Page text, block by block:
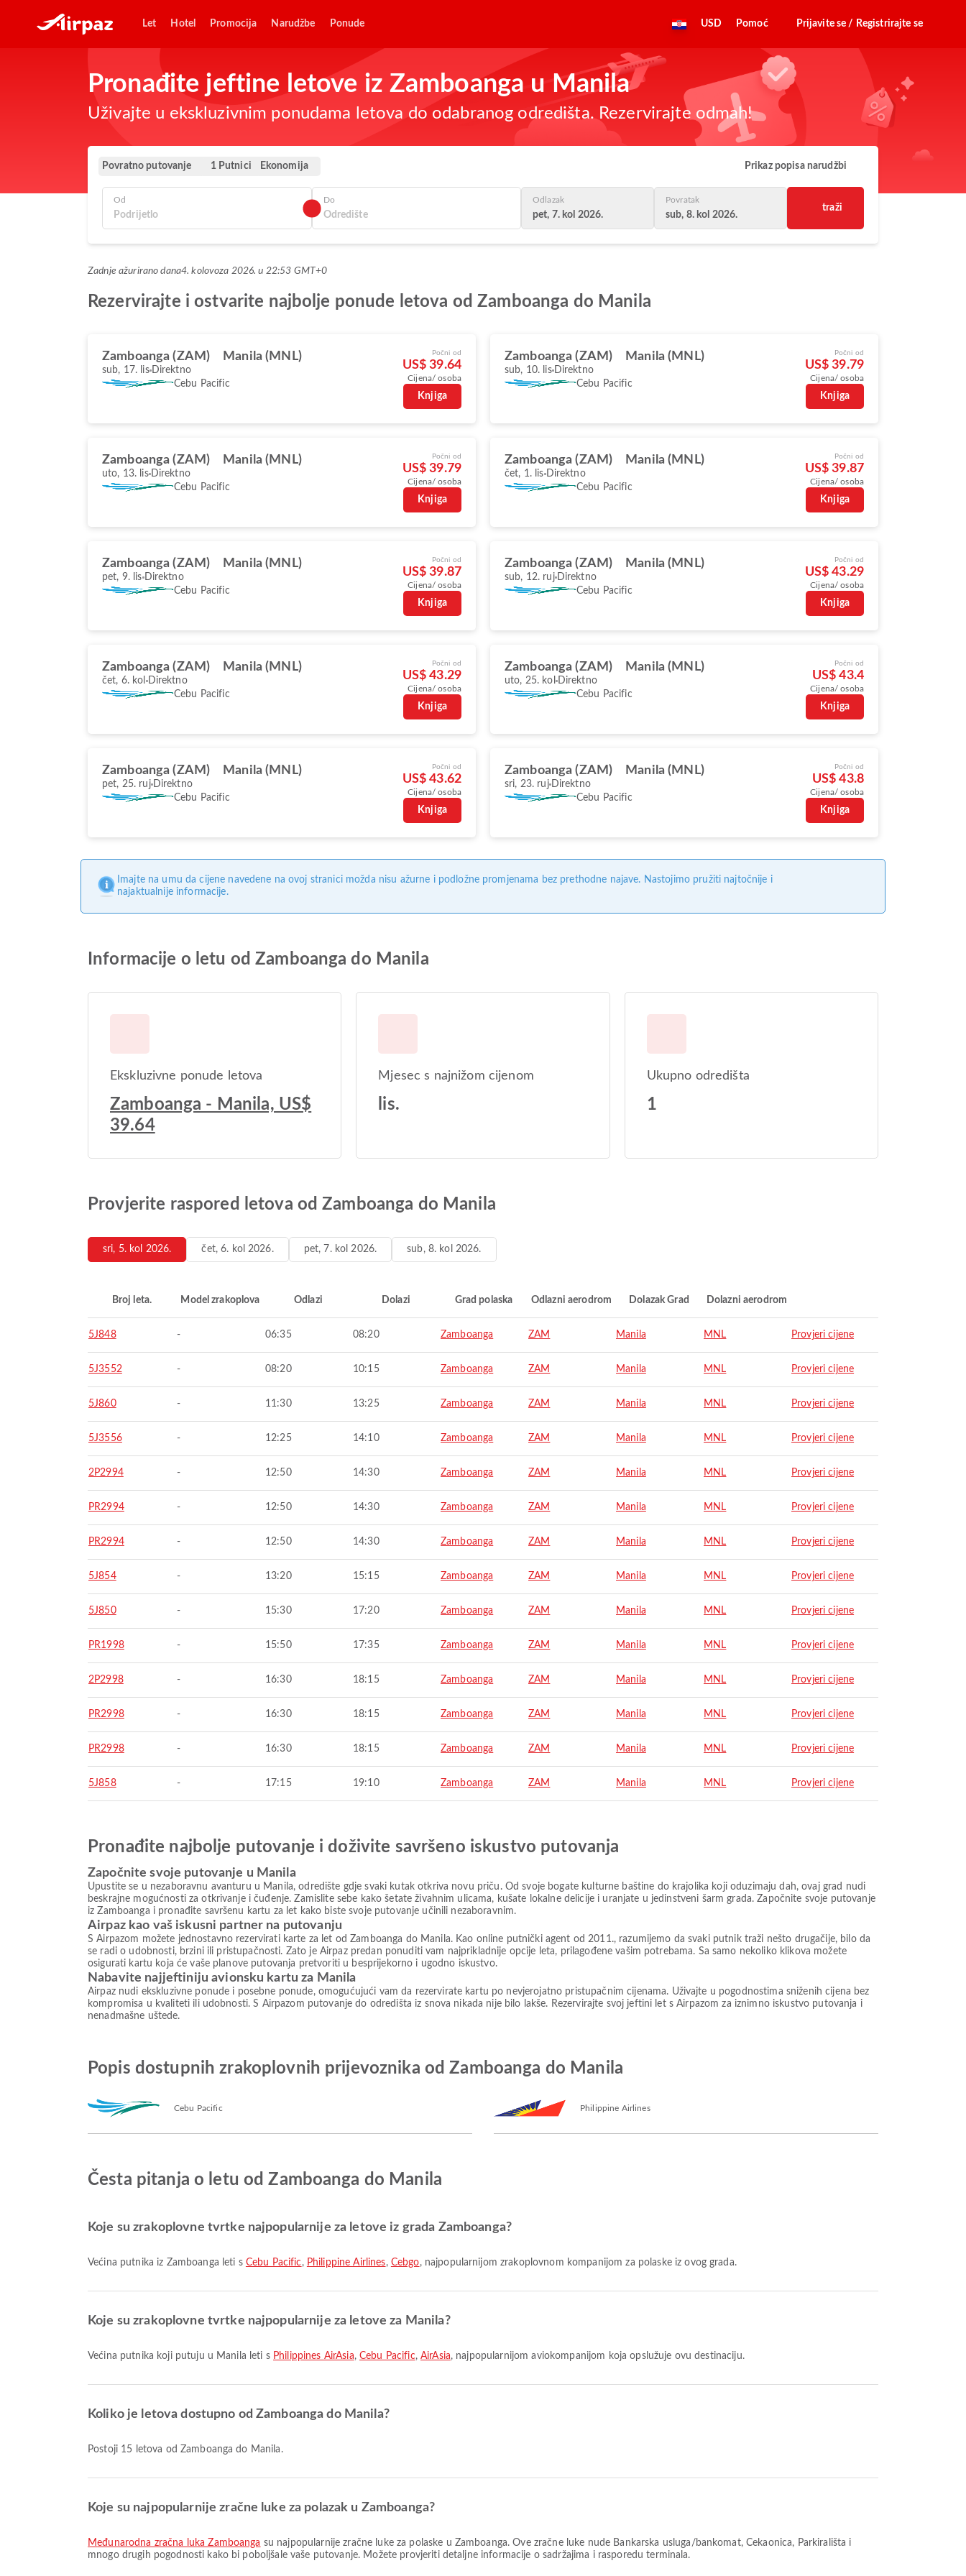
Let Hotel Promocija Narudžbe Ponude USD Pomoć Prijavite se / Registrirajte se
Pronađite jeftine letove iz Zamboanga u Manila
Uživajte u ekskluzivnim ponudama letova do odabranog odredišta. Rezervirajte odmah!
Povratno putovanje 1 Putnici Ekonomija Prikaz popisa narudžbi
Od Do Odlazak
pet, 7. kol 2026.
Povratak
sub, 8. kol 2026.
traži
Zadnje ažurirano dana4. kolovoza 2026. u 22:53 GMT+0
Rezervirajte i ostvarite najbolje ponude letova od Zamboanga do Manila
Zamboanga (ZAM) Manila (MNL)
sub, 17. lis Direktno
Cebu Pacific
Počni od
US$ 39.64
Cijena/ osoba
Knjiga
Zamboanga (ZAM) Manila (MNL)
sub, 10. lis Direktno
Cebu Pacific
Počni od
US$ 39.79
Cijena/ osoba
Knjiga
Zamboanga (ZAM) Manila (MNL)
uto, 13. lis Direktno
Cebu Pacific
Počni od
US$ 39.79
Cijena/ osoba
Knjiga
Zamboanga (ZAM) Manila (MNL)
čet, 1. lis Direktno
Cebu Pacific
Počni od
US$ 39.87
Cijena/ osoba
Knjiga
Zamboanga (ZAM) Manila (MNL)
pet, 9. lis Direktno
Cebu Pacific
Počni od
US$ 39.87
Cijena/ osoba
Knjiga
Zamboanga (ZAM) Manila (MNL)
sub, 12. ruj Direktno
Cebu Pacific
Počni od
US$ 43.29
Cijena/ osoba
Knjiga
Zamboanga (ZAM) Manila (MNL)
čet, 6. kol Direktno
Cebu Pacific
Počni od
US$ 43.29
Cijena/ osoba
Knjiga
Zamboanga (ZAM) Manila (MNL)
uto, 25. kol Direktno
Cebu Pacific
Počni od
US$ 43.4
Cijena/ osoba
Knjiga
Zamboanga (ZAM) Manila (MNL)
pet, 25. ruj Direktno
Cebu Pacific
Počni od
US$ 43.62
Cijena/ osoba
Knjiga
Zamboanga (ZAM) Manila (MNL)
sri, 23. ruj Direktno
Cebu Pacific
Počni od
US$ 43.8
Cijena/ osoba
Knjiga
Imajte na umu da cijene navedene na ovoj stranici možda nisu ažurne i podložne promjenama bez prethodne najave. Nastojimo pružiti najtočnije i
najaktualnije informacije.
Informacije o letu od Zamboanga do Manila
Ekskluzivne ponude letova
Zamboanga - Manila, US$
39.64
Mjesec s najnižom cijenom
lis.
Ukupno odredišta
1
Provjerite raspored letova od Zamboanga do Manila
sri, 5. kol 2026. čet, 6. kol 2026. pet, 7. kol 2026. sub, 8. kol 2026.
Broj leta. Model zrakoplova Odlazi Dolazi Grad polaska Odlazni aerodrom Dolazak Grad Dolazni aerodrom
5J848 - 06:35 08:20 Zamboanga ZAM Manila MNL Provjeri cijene
5J3552 - 08:20 10:15 Zamboanga ZAM Manila MNL Provjeri cijene
5J860 - 11:30 13:25 Zamboanga ZAM Manila MNL Provjeri cijene
5J3556 - 12:25 14:10 Zamboanga ZAM Manila MNL Provjeri cijene
2P2994 - 12:50 14:30 Zamboanga ZAM Manila MNL Provjeri cijene
PR2994 - 12:50 14:30 Zamboanga ZAM Manila MNL Provjeri cijene
PR2994 - 12:50 14:30 Zamboanga ZAM Manila MNL Provjeri cijene
5J854 - 13:20 15:15 Zamboanga ZAM Manila MNL Provjeri cijene
5J850 - 15:30 17:20 Zamboanga ZAM Manila MNL Provjeri cijene
PR1998 - 15:50 17:35 Zamboanga ZAM Manila MNL Provjeri cijene
2P2998 - 16:30 18:15 Zamboanga ZAM Manila MNL Provjeri cijene
PR2998 - 16:30 18:15 Zamboanga ZAM Manila MNL Provjeri cijene
PR2998 - 16:30 18:15 Zamboanga ZAM Manila MNL Provjeri cijene
5J858 - 17:15 19:10 Zamboanga ZAM Manila MNL Provjeri cijene
Pronađite najbolje putovanje i doživite savršeno iskustvo putovanja
Započnite svoje putovanje u Manila
Upustite se u nezaboravnu avanturu u Manila, odredište gdje svaki kutak otkriva novu priču. Od svoje bogate kulturne baštine do krajolika koji oduzimaju dah, ovaj grad nudi
beskrajne mogućnosti za otkrivanje i čuđenje. Zamislite sebe kako šetate živahnim ulicama, kušate lokalne delicije i uranjate u jedinstveni šarm grada. Započnite svoje putovanje
iz Zamboanga i pronađite savršenu kartu za let kako biste svoje putovanje učinili nezaboravnim.
Airpaz kao vaš iskusni partner na putovanju
S Airpazom možete jednostavno rezervirati karte za let od Zamboanga do Manila. Kao online putnički agent od 2011., razumijemo da svaki putnik traži nešto drugačije, bilo da
se radi o udobnosti, brzini ili pristupačnosti. Zato je Airpaz predan ponuditi vam najprikladnije opcije leta, prilagođene vašim potrebama. Sa samo nekoliko klikova možete
osigurati kartu koja će vaše planove putovanja pretvoriti u besprijekorno i ugodno iskustvo.
Nabavite najjeftiniju avionsku kartu za Manila
Airpaz nudi ekskluzivne ponude i posebne ponude, omogućujući vam da rezervirate kartu po nevjerojatno pristupačnim cijenama. Uživajte u pogodnostima sniženih cijena bez
kompromisa u kvaliteti ili udobnosti. S Airpazom putovanje do odredišta iz snova nikada nije bilo lakše. Rezervirajte svoj jeftini let s Airpazom za iznimno iskustvo putovanja i
nenadmašne uštede.
Popis dostupnih zrakoplovnih prijevoznika od Zamboanga do Manila
Cebu Pacific Philippine Airlines
Česta pitanja o letu od Zamboanga do Manila
Koje su zrakoplovne tvrtke najpopularnije za letove iz grada Zamboanga?
Većina putnika iz Zamboanga leti s Cebu Pacific, Philippine Airlines, Cebgo, najpopularnijom zrakoplovnom kompanijom za polaske iz ovog grada.
Koje su zrakoplovne tvrtke najpopularnije za letove za Manila?
Većina putnika koji putuju u Manila leti s Philippines AirAsia, Cebu Pacific, AirAsia, najpopularnijom aviokompanijom koja opslužuje ovu destinaciju.
Koliko je letova dostupno od Zamboanga do Manila?
Postoji 15 letova od Zamboanga do Manila.
Koje su najpopularnije zračne luke za polazak u Zamboanga?
Međunarodna zračna luka Zamboanga su najpopularnije zračne luke za polaske u Zamboanga. Ove zračne luke nude Bankarska usluga/bankomat, Čekaonica, Parkirališta i
mnogo drugih pogodnosti kako bi poboljšale vaše putovanje. Možete provjeriti detaljne informacije o sadržajima i rasporedu terminala.